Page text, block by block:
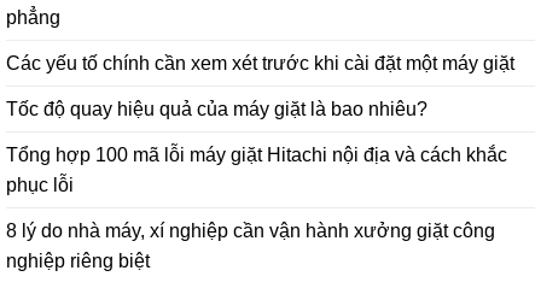
phẳng
Các yếu tố chính cần xem xét trước khi cài đặt một máy giặt
Tốc độ quay hiệu quả của máy giặt là bao nhiêu?
Tổng hợp 100 mã lỗi máy giặt Hitachi nội địa và cách khắc
phục lỗi
8 lý do nhà máy, xí nghiệp cần vận hành xưởng giặt công
nghiệp riêng biệt